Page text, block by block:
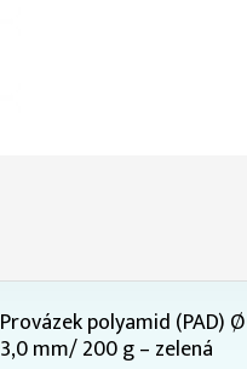
Provázek polyamid (PAD) Ø
3,0 mm/ 200 g – zelená